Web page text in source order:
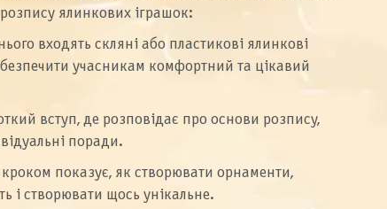
розпису ялинкових іграшок:
входять скляні або пластикові ялинкові
учасникам комфортний та цікавий
вступ, де розповідає про основи розпису,
поради.
показує, як створювати орнаменти,
і створювати щось унікальне.